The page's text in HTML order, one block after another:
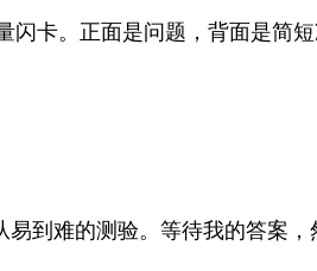
闪卡。正面是问题，背面是简
到难的测验。等待我的答案